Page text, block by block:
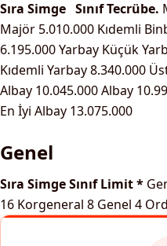
Sıra Simge SınıfTecrübe.
Majör 5.010.000 Kıdemli
6.195.000Yarbay Küçük
Kıdemli Yarbay8.340.000
Albay 10.045.000Albay
En İyi Albay 13.075.000
Genel
Sıra SimgeSınıf Limit *
16 Korgeneral 8 Genel 4